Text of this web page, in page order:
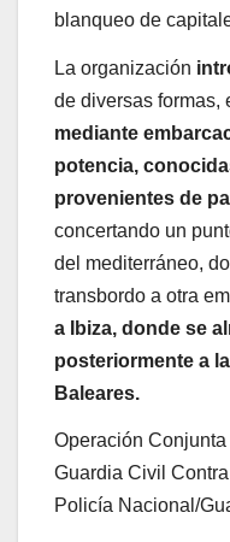
blanqueo de
La organización
de diversas formas,
mediante
potencia,
provenientes de
concertando un
del mediterráneo,
transbordo a otra
a Ibiza, donde se
posteriormente a
Baleares.
Operación
Guardia Civil
Policía Nacional/